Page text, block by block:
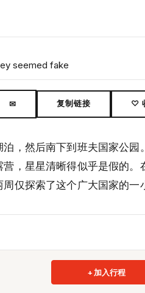
seemed fake
✉ 复制链接 ♡
泊，然后南下到班夫国家公
，星星清晰得似乎是假的。
仅探索了这个广大国家的
加入行程